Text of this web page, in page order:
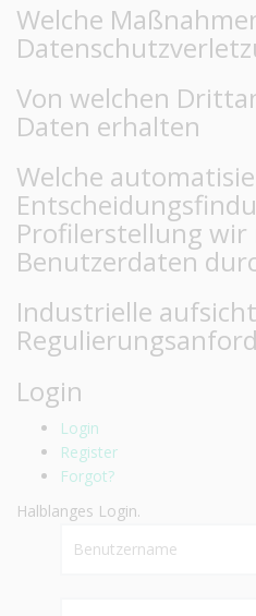
Welche
Von welchen
Daten erhalten
Welche
Profilerstellung wir
Benutzerdaten
Industrielle
Login
Login
Register
Forgot?
Halblanges Login.